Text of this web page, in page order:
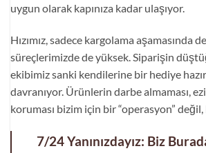
uygun olarak kapınıza kadar ulaşıyor.
Hızımız, sadece kargolama aşamasında
süreçlerimizde de yüksek. Siparişin
ekibimiz sanki kendilerine bir hediye
davranıyor. Ürünlerin darbe almaması,
koruması bizim için bir “operasyon” değil,
7/24 Yanınızdayız: Biz